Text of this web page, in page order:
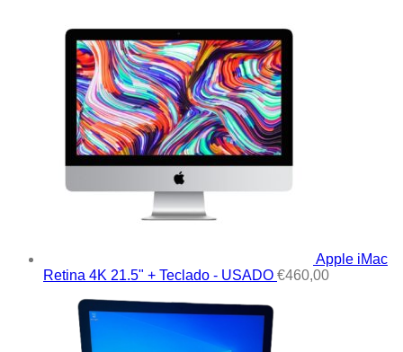
Apple iMac
Retina 4K 21.5" + Teclado - USADO €460,00